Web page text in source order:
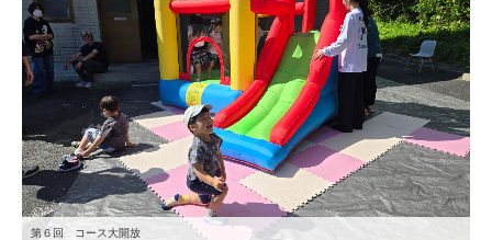
第６回 コース大開放